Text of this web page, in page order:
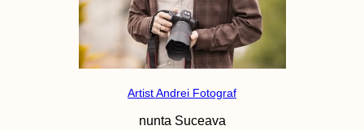
Artist Andrei Fotograf
nunta Suceava